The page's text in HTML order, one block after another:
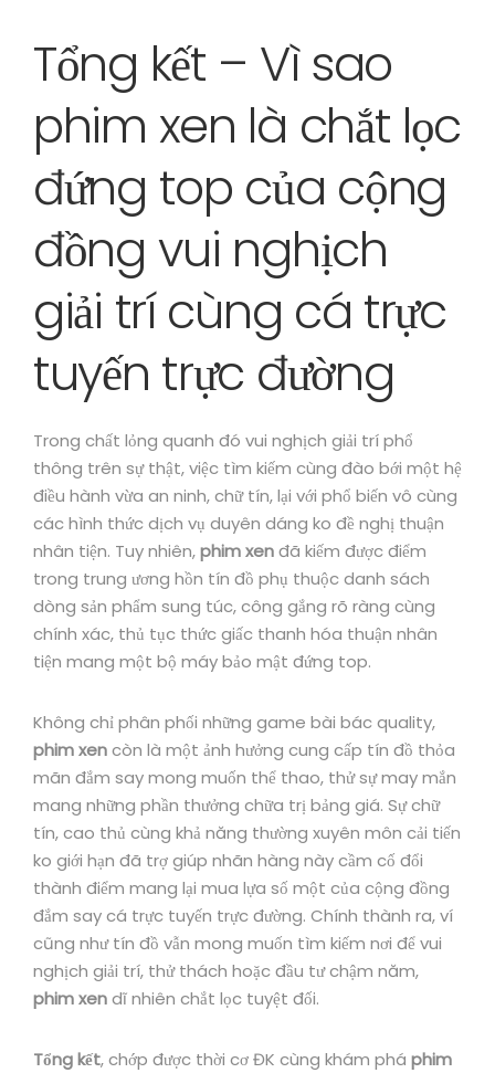
Tổng kết – Vì sao
phim xen là chắt lọc
đứng top của cộng
đồng vui nghịch
giải trí cùng cá trực
tuyến trực đường
Trong chất lỏng quanh đó vui nghịch giải trí phổ
thông trên sự thật, việc tìm kiếm cùng đào bới một hệ
điều hành vừa an ninh, chữ tín, lại với phổ biến vô cùng
các hình thức dịch vụ duyên dáng ko đề nghị thuận
nhân tiện. Tuy nhiên,phim xenđã kiếm được điểm
trong trung ương hồn tín đồ phụ thuộc danh sách
dòng sản phẩm sung túc, công gắng rõ ràng cùng
chính xác, thủ tục thức giấc thanh hóa thuận nhân
tiện mang một bộ máy bảo mật đứng top.
Không chỉ phân phối những game bài bác quality,
phim xencòn là một ảnh hưởng cung cấp tín đồ thỏa
mãn đắm say mong muốn thể thao, thử sự may mắn
mang những phần thưởng chữa trị bảng giá. Sự chữ
tín, cao thủ cùng khả năng thường xuyên môn cải tiến
ko giới hạn đã trợ giúp nhãn hàng này cầm cố đổi
thành điểm mang lại mua lựa số một của cộng đồng
đắm say cá trực tuyến trực đường. Chính thành ra, ví
cũng như tín đồ vẫn mong muốn tìm kiếm nơi để vui
nghịch giải trí, thử thách hoặc đầu tư chậm năm,
phim xendĩ nhiên chắt lọc tuyệt đối.
Tổng kết, chớp được thời cơ ĐK cùng khám phá phim